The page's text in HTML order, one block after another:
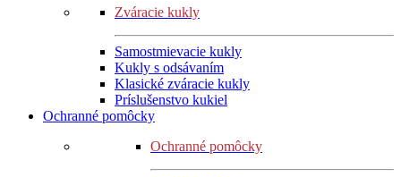
Zváracie kukly
Samostmievacie kukly
Kukly s odsávaním
Klasické zváracie kukly
Príslušenstvo kukiel
Ochranné pomôcky
Ochranné pomôcky